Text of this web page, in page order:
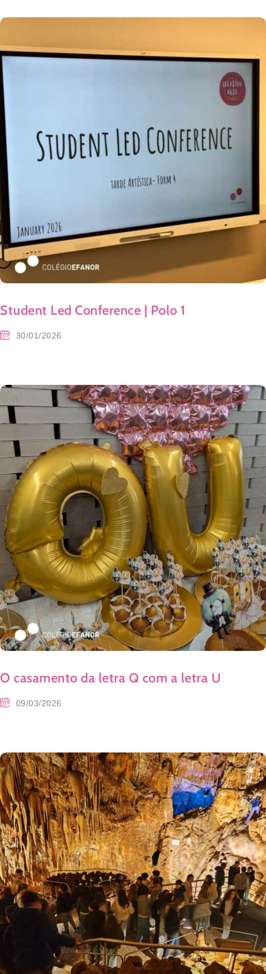
Student Led Conference | Polo 1
30/01/2026
O casamento da letra Q com a letra U
09/03/2026